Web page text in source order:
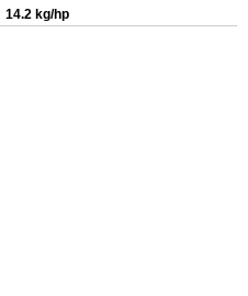
14.2 kg/hp